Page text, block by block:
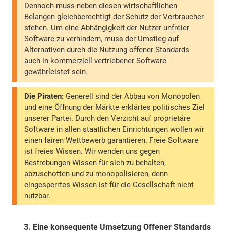
Dennoch muss neben diesen wirtschaftlichen
Belangen gleichberechtigt der Schutz der Verbraucher
stehen. Um eine Abhängigkeit der Nutzer unfreier
Software zu verhindern, muss der Umstieg auf
Alternativen durch die Nutzung offener Standards
auch in kommerziell vertriebener Software
gewährleistet sein.
Die Piraten: Generell sind der Abbau von Monopolen
und eine Öffnung der Märkte erklärtes politisches Ziel
unserer Partei. Durch den Verzicht auf proprietäre
Software in allen staatlichen Einrichtungen wollen wir
einen fairen Wettbewerb garantieren. Freie Software
ist freies Wissen. Wir wenden uns gegen
Bestrebungen Wissen für sich zu behalten,
abzuschotten und zu monopolisieren, denn
eingesperrtes Wissen ist für die Gesellschaft nicht
nutzbar.
3. Eine konsequente Umsetzung Offener Standards